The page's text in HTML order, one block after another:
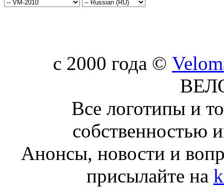
c 2000 года ©
Все логотипы и
собственностью
Анонсы, новости и
присылайте на